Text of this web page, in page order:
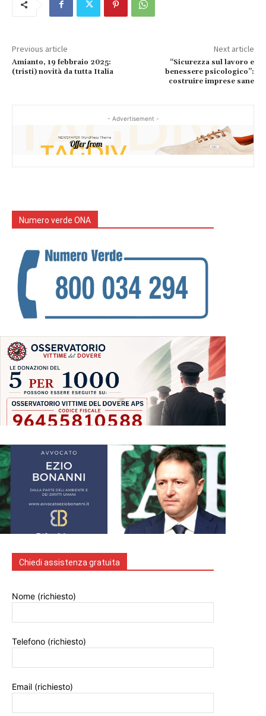
Previous article
Amianto, 19 febbraio 2025:
(tristi) novità da tutta Italia
Next article
“Sicurezza sul lavoro e
benessere psicologico”:
costruire imprese sane
- Advertisement -
Numero verde ONA
Chiedi assistenza gratuita
Nome (richiesto)
Telefono (richiesto)
Email (richiesto)